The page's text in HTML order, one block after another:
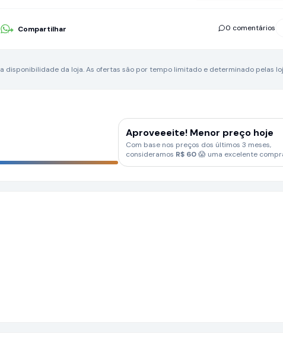
Compartilhar 0 comentários
disponibilidade da loja. As ofertas são por tempo limitado e determinado pelas
Aproveeeite! Menor preço hoje
Com base nos preços dos últimos 3 meses,
consideramos R$ 60 😱 uma excelente